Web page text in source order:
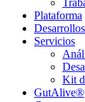
Plataforma
Desarrollos
Servicios
Kit
GutAlive®